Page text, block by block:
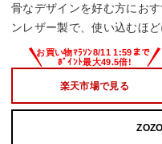
骨なデザインを好む方にお
ンレザー製で、使い込むほ
楽天市場で見る